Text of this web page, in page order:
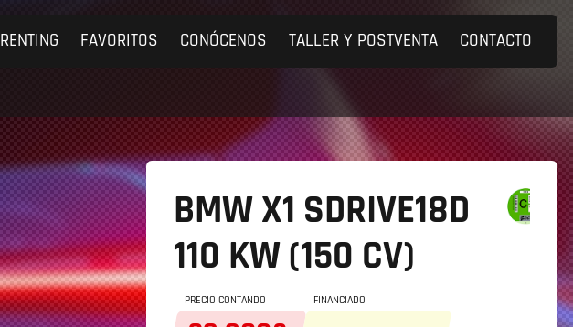
RENTING FAVORITOS CONÓCENOS TALLER Y POSTVENTA CONTACTO
BMW X1 SDRIVE18D
110 KW (150 CV)
PRECIO CONTANDO FINANCIADO